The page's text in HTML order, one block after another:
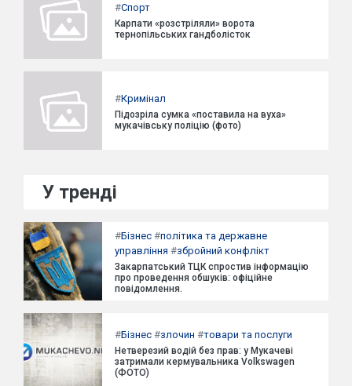
#Спорт
Карпати «розстріляли» ворота
тернопільських гандболісток
#Кримінал
Підозріла сумка «поставила на вуха»
мукачівську поліцію (фото)
У тренді
#Бізнес #політика та державне
управління #збройний конфлікт
Закарпатський ТЦК спростив інформацію
про проведення обшуків: офіційне
повідомлення.
#Бізнес #злочин #товари та послуги
Нетверезий водій без прав: у Мукачеві
затримали кермувальника Volkswagen
(ФОТО)